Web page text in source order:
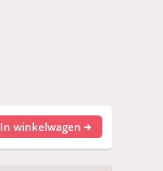
In winkelwagen